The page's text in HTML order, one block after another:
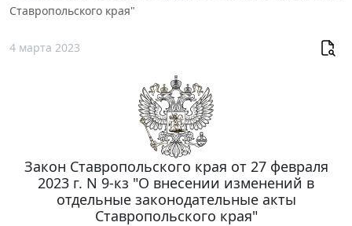
Ставропольского края"
4 марта 2023
Закон Ставропольского края от 27 февраля
2023 г. N 9-кз "О внесении изменений в
отдельные законодательные акты
Ставропольского края"